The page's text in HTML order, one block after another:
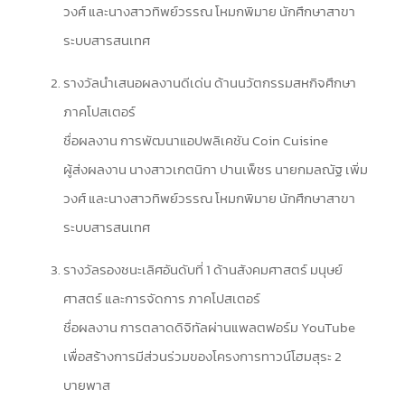
วงศ์ และนางสาวทิพย์วรรณ โหมกพิมาย นักศึกษาสาขา
ระบบสารสนเทศ
รางวัลนำเสนอผลงานดีเด่น ด้านนวัตกรรมสหกิจศึกษา
ภาคโปสเตอร์
ชื่อผลงาน การพัฒนาแอปพลิเคชัน Coin Cuisine
ผู้ส่งผลงาน นางสาวเกตนิกา ปานเพ็ชร นายกมลณัฐ เพิ่ม
วงศ์ และนางสาวทิพย์วรรณ โหมกพิมาย นักศึกษาสาขา
ระบบสารสนเทศ
รางวัลรองชนะเลิศอันดับที่ 1 ด้านสังคมศาสตร์ มนุษย์
ศาสตร์ และการจัดการ ภาคโปสเตอร์
ชื่อผลงาน การตลาดดิจิทัลผ่านแพลตฟอร์ม YouTube
เพื่อสร้างการมีส่วนร่วมของโครงการทาวน์โฮมสุระ 2
บายพาส